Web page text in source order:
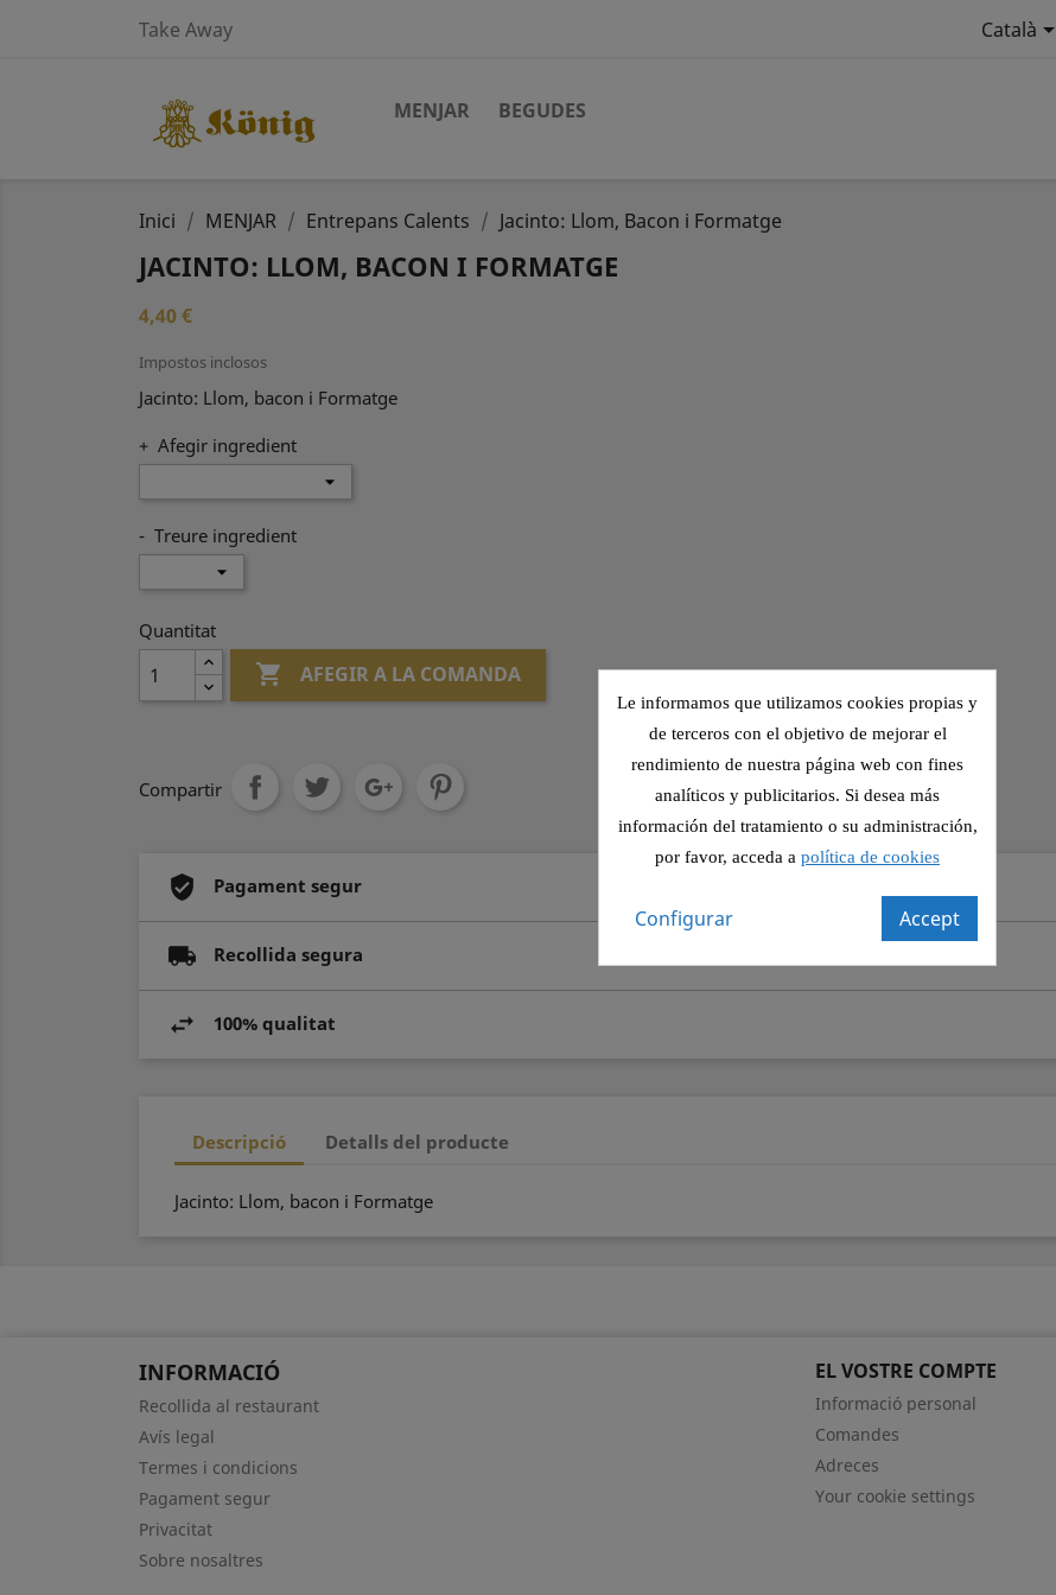
Take Away Català
MENJAR BEGUDES
Inici MENJAR Entrepans Calents Jacinto: Llom, Bacon i Formatge
JACINTO: LLOM, BACON I FORMATGE
4,40 €
Impostos inclosos
Jacinto: Llom, bacon i Formatge
+ Afegir ingredient
- Treure ingredient
Quantitat
 AFEGIR A LA COMANDA
Compartir
Pagament segur
Recollida segura
100% qualitat
Descripció Detalls del producte
Jacinto: Llom, bacon i Formatge
INFORMACIÓ
Recollida al restaurant
Avís legal
Termes i condicions
Pagament segur
Privacitat
Sobre nosaltres
EL VOSTRE COMPTE
Informació personal
Comandes
Adreces
Your cookie settings
Le informamos que utilizamos cookies propias y
de terceros con el objetivo de mejorar el
rendimiento de nuestra página web con fines
analíticos y publicitarios. Si desea más
información del tratamiento o su administración,
por favor, acceda a política de cookies
Accept
Configurar